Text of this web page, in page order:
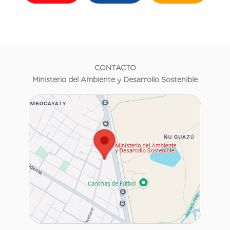
CONTACTO
Ministerio del Ambiente y Desarrollo Sostenible